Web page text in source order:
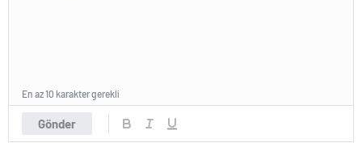
Gönder
En az 10 karakter gerekli